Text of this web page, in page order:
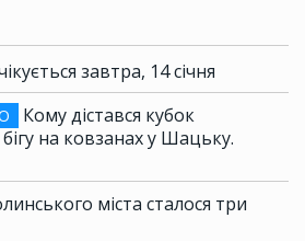
завтра, 14 січня
Кому дістався кубок
на ковзанах у Шацьку.
міста сталося три